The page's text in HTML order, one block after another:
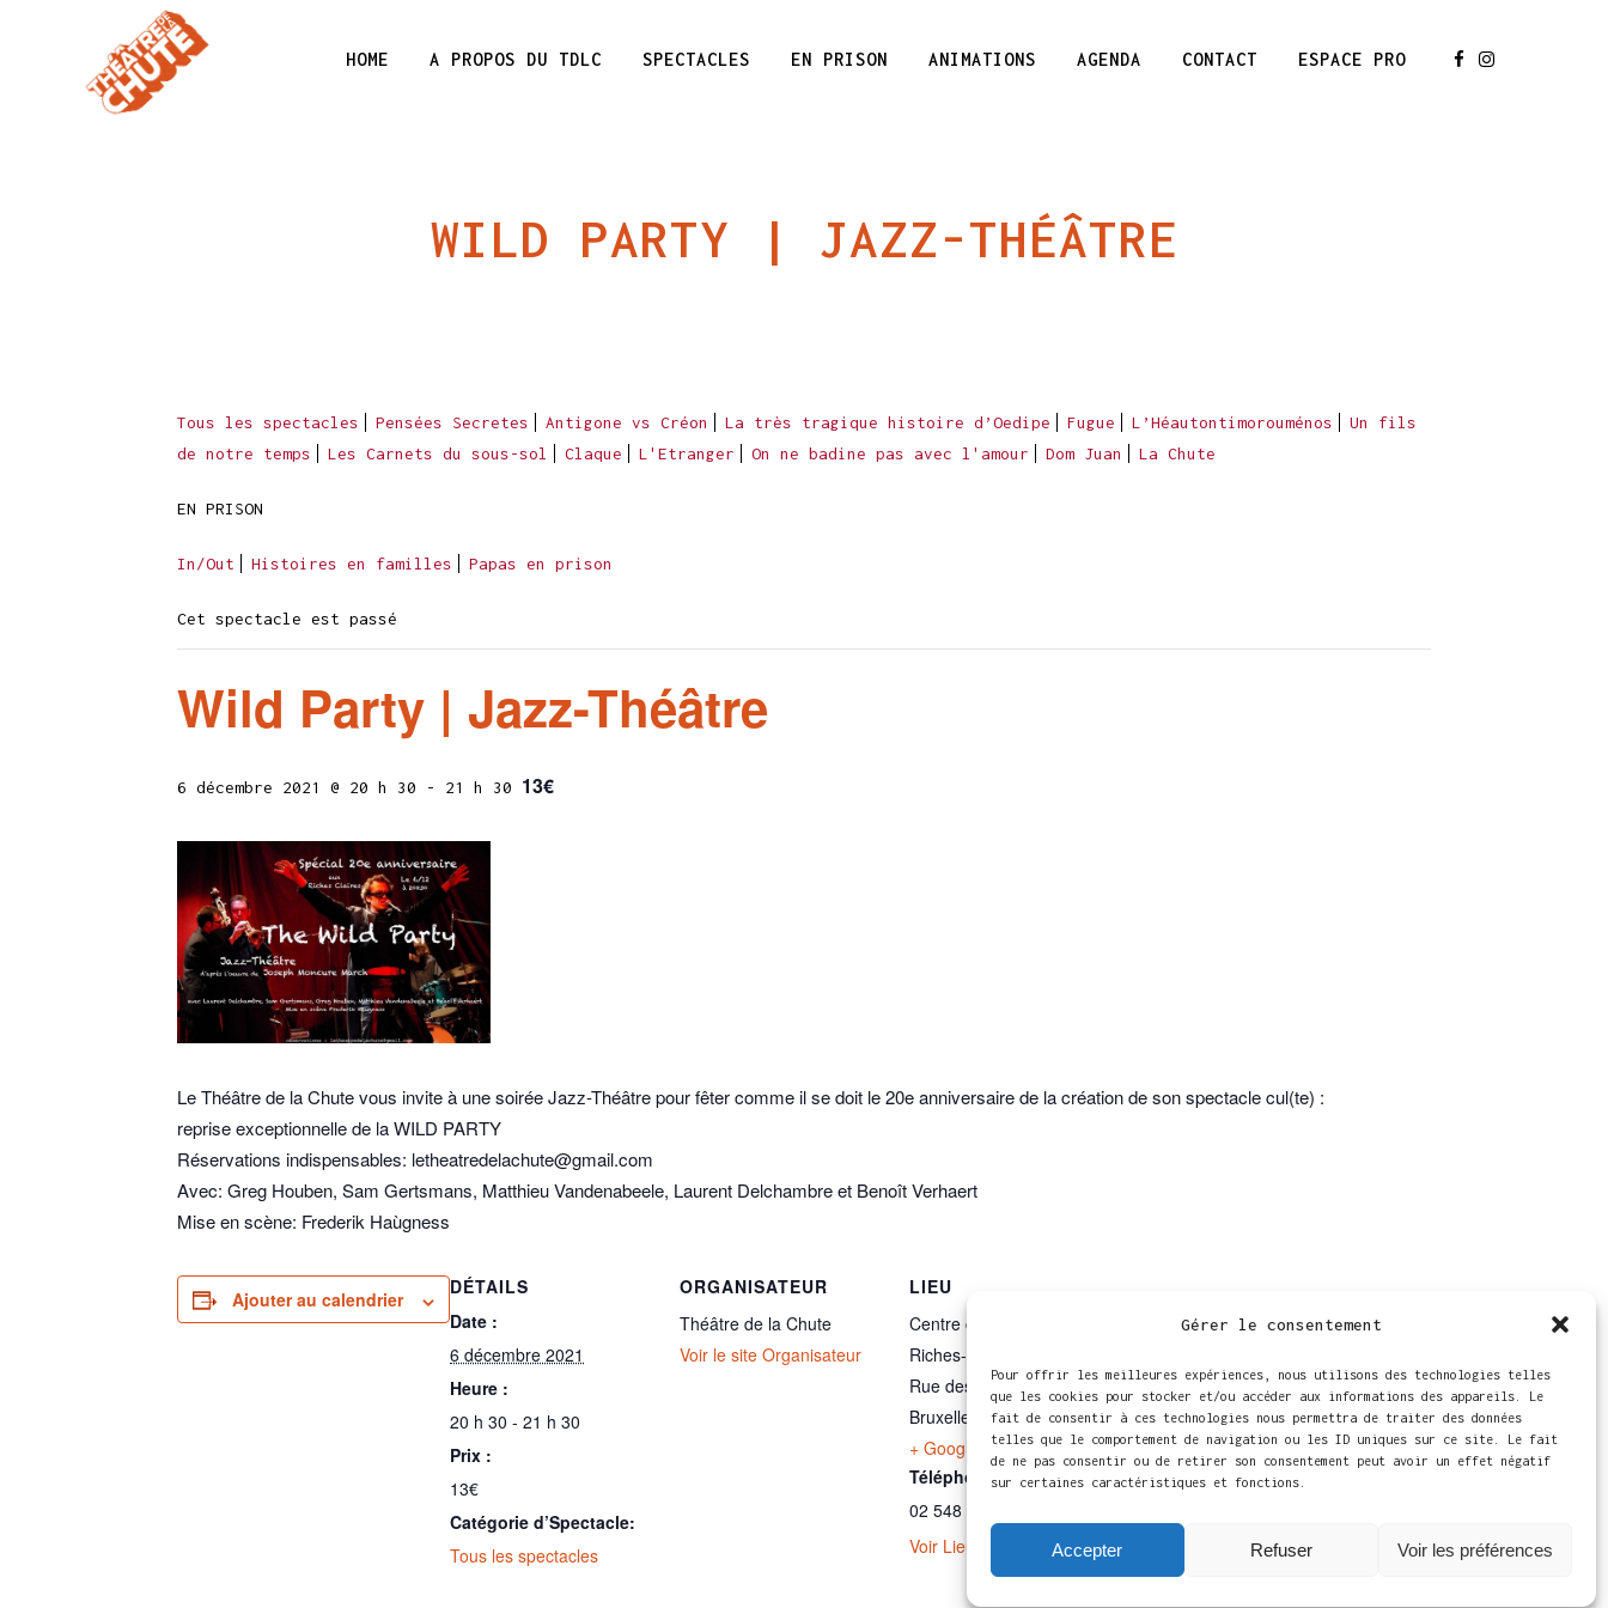
Gérer le consentement
Pour offrir les meilleures expériences, nous utilisons des technologies telles
que les cookies pour stocker et/ou accéder aux informations des appareils. Le
fait de consentir à ces technologies nous permettra de traiter des données
telles que le comportement de navigation ou les ID uniques sur ce site. Le fait
de ne pas consentir ou de retirer son consentement peut avoir un effet négatif
sur certaines caractéristiques et fonctions.
Accepter Refuser Voir les préférences
HOME A PROPOS DU TDLC SPECTACLES EN PRISON ANIMATIONS AGENDA CONTACT ESPACE PRO
WILD PARTY | JAZZ-THÉÂTRE
Tous les spectacles Pensées Secretes Antigone vs Créon La très tragique histoire d’Oedipe Fugue L’Héautontimorouménos
Un fils
de notre temps
Les Carnets du sous-sol Claque L'Etranger On ne badine pas avec l'amour Dom Juan La Chute
EN PRISON
In/Out Histoires en familles Papas en prison
Cet spectacle est passé
Wild Party | Jazz-Théâtre
6 décembre 2021 @ 20 h 30 - 21 h 30 13€
Le Théâtre de la Chute vous invite à une soirée Jazz-Théâtre pour fêter comme il se doit le 20e anniversaire de la création de son spectacle cul(te) :
reprise exceptionnelle de la WILD PARTY
Réservations indispensables: letheatredelachute@gmail.com
Avec: Greg Houben, Sam Gertsmans, Matthieu Vandenabeele, Laurent Delchambre et Benoît Verhaert
Mise en scène: Frederik Haùgness
Ajouter au calendrier
DÉTAILS
Date :
6 décembre 2021
Heure :
20 h 30 - 21 h 30
Prix :
13€
Catégorie d’Spectacle:
Tous les spectacles
ORGANISATEUR
Théâtre de la Chute
Voir le site Organisateur
LIEU
Centre culturel des
Riches-Claires
Rue des Riches Claires 24
Bruxelles
1000 Belgique
+ Google Map
Téléphone
02 548 25 80
Voir Lieu site web